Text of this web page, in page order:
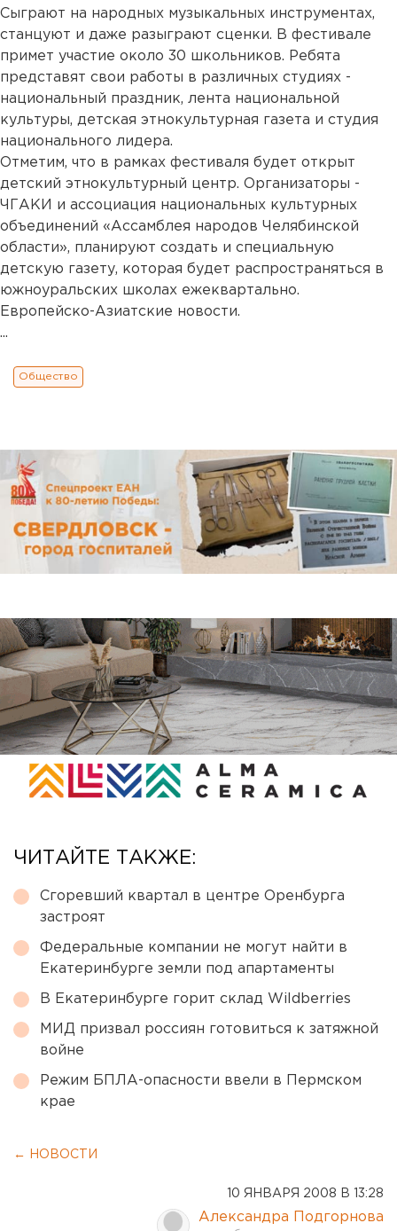
Сыграют на народных музыкальных инструментах,
станцуют и даже разыграют сценки. В фестивале
примет участие около 30 школьников. Ребята
представят свои работы в различных студиях -
национальный праздник, лента национальной
культуры, детская этнокультурная газета и студия
национального лидера.
Отметим, что в рамках фестиваля будет открыт
детский этнокультурный центр. Организаторы -
ЧГАКИ и ассоциация национальных культурных
объединений «Ассамблея народов Челябинской
области», планируют создать и специальную
детскую газету, которая будет распространяться в
южноуральских школах ежеквартально.
Европейско-Азиатские новости.
...
Общество
ЧИТАЙТЕ ТАКЖЕ:
Сгоревший квартал в центре Оренбурга
застроят
Федеральные компании не могут найти в
Екатеринбурге земли под апартаменты
В Екатеринбурге горит склад Wildberries
МИД призвал россиян готовиться к затяжной
войне
Режим БПЛА-опасности ввели в Пермском
крае
← НОВОСТИ
10 ЯНВАРЯ 2008 В 13:28
Александра Подгорнова